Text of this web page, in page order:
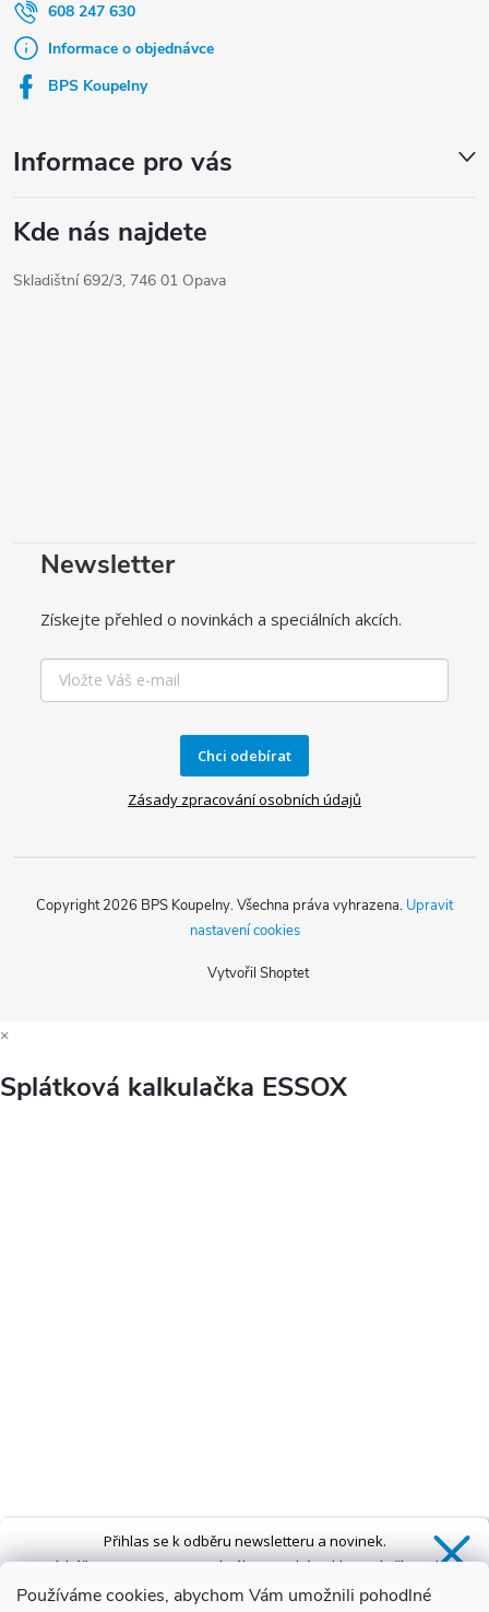
Používáme cookies, abychom Vám umožnili pohodlné
608 247 630
Informace o objednávce
BPS Koupelny
Informace pro vás
Kde nás najdete
Skladištní 692/3, 746 01 Opava
Newsletter
Získejte přehled o novinkách a speciálních akcích.
Chci odebírat
Zásady zpracování osobních údajů
Vytvořil Shoptet
Copyright 2026 BPS Koupelny. Všechna práva vyhrazena. Upravit
nastavení cookies
×
Splátková kalkulačka ESSOX
Přihlas se k odběru newsletteru a novinek.
ZískášSLEVU 5 %na první nákup a také exkluzivní přístup k
novinkám, slevám a dalším speciálním nabídkám.*